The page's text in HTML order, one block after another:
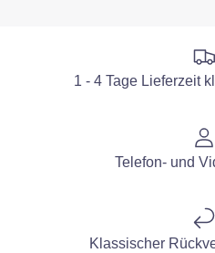
1 - 4 Tage Lieferzeit
Telefon- und
Klassischer